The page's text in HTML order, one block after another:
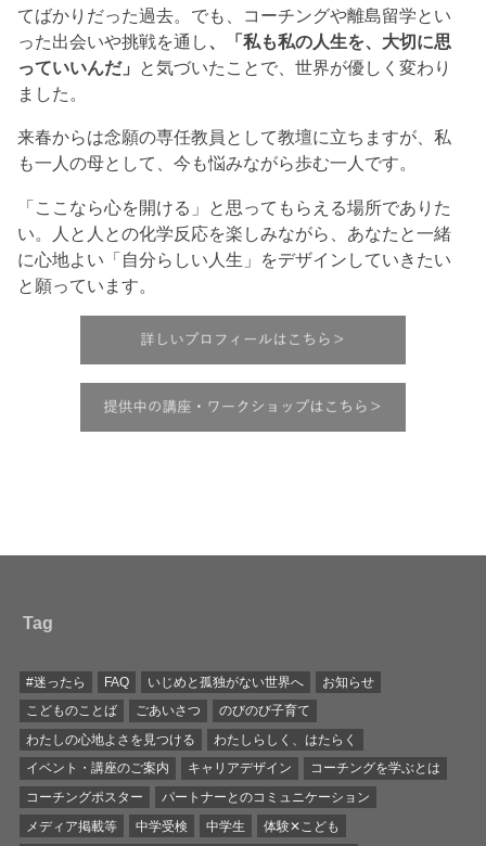
てばかりだった過去。でも、コーチングや離島留学とい
った出会いや挑戦を通し、「私も私の人生を、大切に思
っていいんだ」 と気づいたことで、世界が優しく変わり
ました。
来春からは念願の専任教員として教壇に立ちますが、私
も一人の母として、今も悩みながら歩む一人です。
「ここなら心を開ける」と思ってもらえる場所でありた
い。人と人との化学反応を楽しみながら、あなたと一緒
に心地よい「自分らしい人生」をデザインしていきたい
と願っています。
Tag
#迷ったら FAQ いじめと孤独がない世界へ
お知らせ
こどものことば
ごあいさつ
のびのび子育て
わたしの心地よさを見つける
わたしらしく、はたらく
イベント・講座のご案内
キャリアデザイン
コーチングを学ぶとは
コーチングポスター
パートナーとのコミュニケーション
メディア掲載等
中学受検 中学生
体験✕こども